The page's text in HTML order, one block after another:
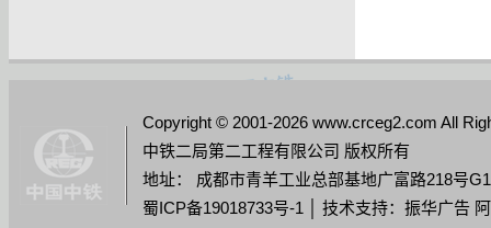
Copyright © 2001-2026 www.crceg2.com All
中铁二局第二工程有限公司 版权所有
地址： 成都市青羊工业总部基地广富路218号
蜀ICP备19018733号-1 │ 技术支持：振华广告